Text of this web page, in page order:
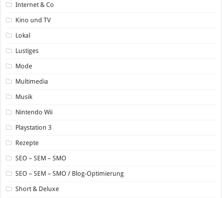
Internet & Co
Kino und TV
Lokal
Lustiges
Mode
Multimedia
Musik
Nintendo Wii
Playstation 3
Rezepte
SEO – SEM – SMO
SEO – SEM – SMO / Blog-Optimierung
Short & Deluxe